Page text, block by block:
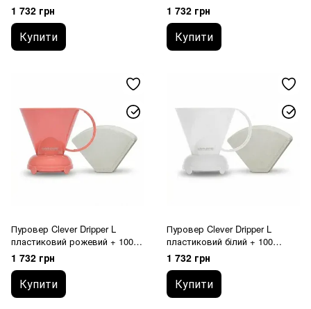
фильтрів
1 732 грн
Купити
фільтрів
1 732 грн
Купити
Пуровер Clever Dripper L
пластиковий рожевий + 100
фильтрів
1 732 грн
Купити
Пуровер Clever Dripper L
пластиковий білий + 100
фильтрів
1 732 грн
Купити